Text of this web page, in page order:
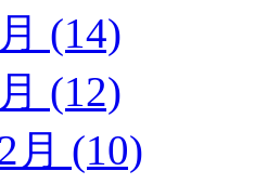
(14)
(12)
月 (10)